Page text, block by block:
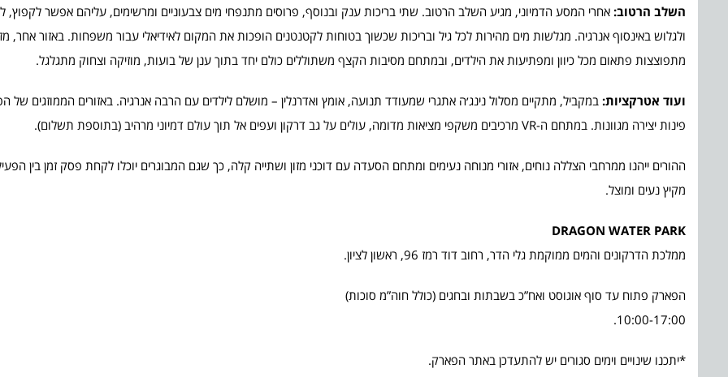
השלב הרטוב: אחרי המסע הדמיוני, מגיע השלב הרטוב. שתי בריכות ענק ובנוסף, פרוסים מתנפחי מים צבעוניים ומרשימים, עליהם אפשר לקפוץ,
ולגלוש באינסוף אנרגיה. מגלשות מים מהירות לכל גיל ובריכות שכשוך בטוחות לקטנטנים הופכות את המקום לאידיאלי עבור משפחות. באזור אחר,
מתפוצצות פתאום מכל כיוון ומפתיעות את הילדים, ובמתחם מסיבות הקצף משתוללים כולם יחד בתוך ענן של בועות, מוזיקה וצחוק מתגלגל.
ועוד אטרקציות: במקביל, מתקיים מסלול נינג׳ה אתגרי שמעודד תנועה, אומץ ואדרנלין – מושלם לילדים עם הרבה אנרגיה. באזורים הממוזגים של
פינות יצירה מגוונות. במתחם ה-VR מרכיבים משקפי מציאות מדומה, עולים על גב דרקון ועפים אל תוך עולם דמיוני מרהיב (בתוספת תשלום).
ההורים ייהנו ממרחבי הצללה נוחים, אזורי מנוחה נעימים ומתחם הסעדה עם דוכני מזון ושתייה קלה, כך שגם המבוגרים יוכלו לקחת פסק זמן בין
מקיץ נעים ומוצל.
DRAGON WATER PARK
ממלכת הדרקונים והמים ממוקמת גלי הדר, רחוב דוד רמז 96, ראשון לציון.
הפארק פתוח עד סוף אוגוסט ואח”כ בשבתות ובחגים (כולל חוה”מ סוכות)
10:00-17:00.
*יתכנו שינויים וימים סגורים יש להתעדכן באתר הפארק.